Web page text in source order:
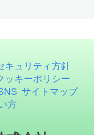
キュリティ方針
ッキーポリシー
サイトマップ
方